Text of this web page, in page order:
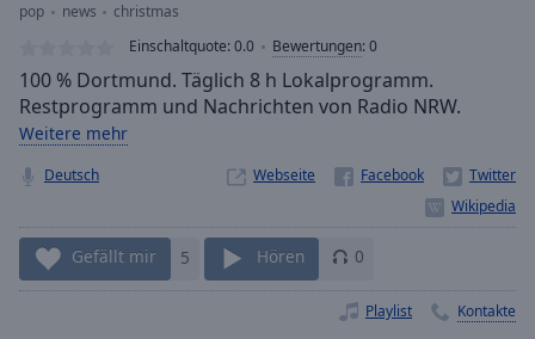
Type
live,
currently
behind
liveLIVE
Remaining
Time-
Playback
pop news
christmas
Einschaltquote:0.0 Bewertungen:0
100 % Dortmund. Täglich 8 h Lokalprogramm.
Restprogramm und Nachrichten von Radio NRW.
Weitere mehr
Deutsch Webseite
Gefällt mir 5 Hören 0
Playlist Kontakte